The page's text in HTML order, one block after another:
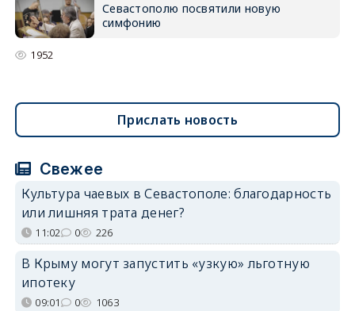
Севастополю посвятили новую
симфонию
1952
Прислать новость
Свежее
Культура чаевых в Севастополе: благодарность
или лишняя трата денег?
11:02 0 226
В Крыму могут запустить «узкую» льготную
ипотеку
09:01 0 1063